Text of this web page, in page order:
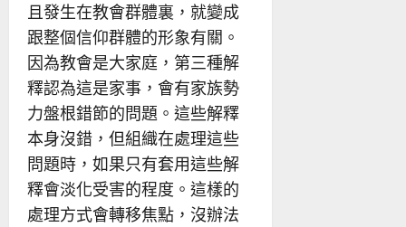
且發生在教會群體裏，就變成
跟整個信仰群體的形象有關。
因為教會是大家庭，第三種解
釋認為這是家事，會有家族勢
力盤根錯節的問題。這些解釋
本身沒錯，但組織在處理這些
問題時，如果只有套用這些解
釋會淡化受害的程度。這樣的
處理方式會轉移焦點，沒辦法